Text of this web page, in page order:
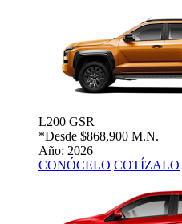
L200 GSR
*Desde $868,900 M.N.
Año: 2026
CONÓCELO COTÍZALO